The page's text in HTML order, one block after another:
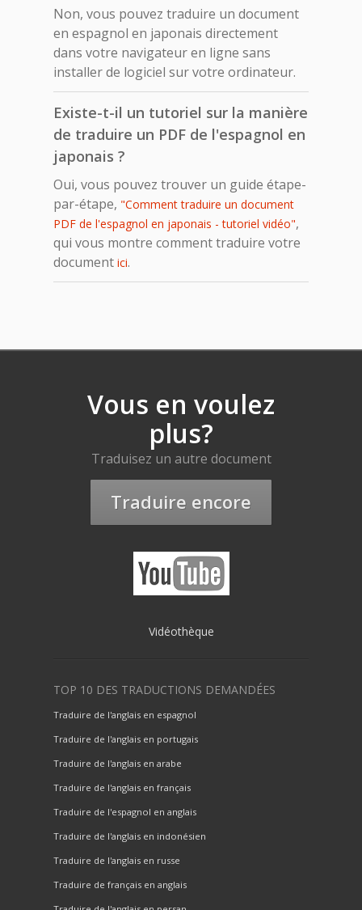
Non, vous pouvez traduire un document
en espagnol en japonais directement
dans votre navigateur en ligne sans
installer de logiciel sur votre ordinateur.
Existe-t-il un tutoriel sur la manière
de traduire un PDF de l'espagnol en
japonais ?
Oui, vous pouvez trouver un guide étape-
par-étape, "Comment traduire un document
PDF de l'espagnol en japonais - tutoriel vidéo",
qui vous montre comment traduire votre
document ici.
Vous en voulez
plus?
Traduisez un autre document
Traduire encore
Vidéothèque
TOP 10 DES TRADUCTIONS DEMANDÉES
Traduire de l'anglais en espagnol
Traduire de l'anglais en portugais
Traduire de l'anglais en arabe
Traduire de l'anglais en français
Traduire de l'espagnol en anglais
Traduire de l'anglais en indonésien
Traduire de l'anglais en russe
Traduire de français en anglais